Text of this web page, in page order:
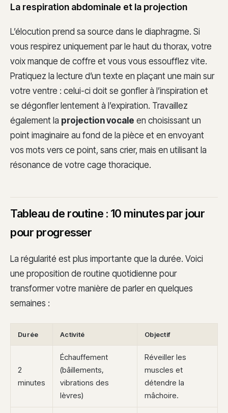
La respiration abdominale et la projection
L’élocution prend sa source dans le diaphragme. Si
vous respirez uniquement par le haut du thorax, votre
voix manque de coffre et vous vous essoufflez vite.
Pratiquez la lecture d’un texte en plaçant une main sur
votre ventre : celui-ci doit se gonfler à l’inspiration et
se dégonfler lentement à l’expiration. Travaillez
également la projection vocale en choisissant un
point imaginaire au fond de la pièce et en envoyant
vos mots vers ce point, sans crier, mais en utilisant la
résonance de votre cage thoracique.
Tableau de routine : 10 minutes par jour
pour progresser
La régularité est plus importante que la durée. Voici
une proposition de routine quotidienne pour
transformer votre manière de parler en quelques
semaines :
Durée Activité Objectif
2
minutes
Échauffement
(bâillements,
vibrations des
lèvres)
Réveiller les
muscles et
détendre la
mâchoire.